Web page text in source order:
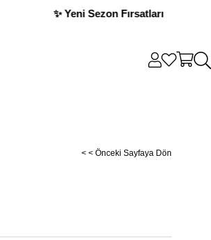
💳 Kapıda Ödeme İmkanı
< < Önceki Sayfaya Dön